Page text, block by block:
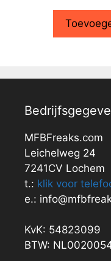
MFBFreaks.com
Leichelweg 24
7241CV Lochem
t.: klik voor
e.:
KvK: 54823099
BTW: